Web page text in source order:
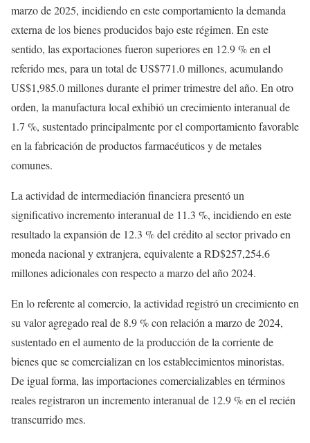
marzo de 2025, incidiendo en este comportamiento la demanda
externa de los bienes producidos bajo este régimen. En este
sentido, las exportaciones fueron superiores en 12.9 % en el
referido mes, para un total de US$771.0 millones, acumulando
US$1,985.0 millones durante el primer trimestre del año. En otro
orden, la manufactura local exhibió un crecimiento interanual de
1.7 %, sustentado principalmente por el comportamiento favorable
en la fabricación de productos farmacéuticos y de metales
comunes.
La actividad de intermediación financiera presentó un
significativo incremento interanual de 11.3 %, incidiendo en este
resultado la expansión de 12.3 % del crédito al sector privado en
moneda nacional y extranjera, equivalente a RD$257,254.6
millones adicionales con respecto a marzo del año 2024.
En lo referente al comercio, la actividad registró un crecimiento en
su valor agregado real de 8.9 % con relación a marzo de 2024,
sustentado en el aumento de la producción de la corriente de
bienes que se comercializan en los establecimientos minoristas.
De igual forma, las importaciones comercializables en términos
reales registraron un incremento interanual de 12.9 % en el recién
transcurrido mes.